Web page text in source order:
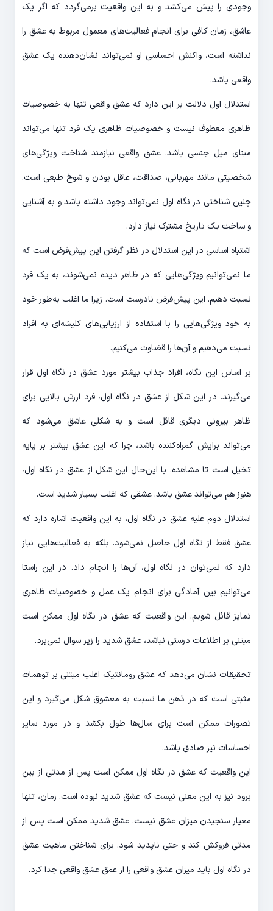
وجودی را پیش می‌کشد و به این واقعیت برمی‌گردد که اگر یک
عاشق، زمان کافی برای انجام فعالیت‌های معمول مربوط به عشق را
نداشته است، واکنش احساسی او نمی‌تواند نشان‌دهنده یک عشق
واقعی باشد.
استدلال اول دلالت بر این دارد که عشق واقعی تنها به خصوصیات
ظاهری معطوف نیست و خصوصیات ظاهری یک فرد تنها می‌تواند
مبنای میل جنسی باشد. عشق واقعی نیازمند شناخت ویژگی‌های
شخصیتی مانند مهربانی، صداقت، عاقل بودن و شوخ طبعی است.
چنین شناختی در نگاه اول نمی‌تواند وجود داشته باشد و به آشنایی
و ساخت یک تاریخ مشترک نیاز دارد.
اشتباه اساسی در این استدلال در نظر گرفتن این پیش‌فرض است که
ما نمی‌توانیم ویژگی‌هایی که در ظاهر دیده نمی‌شوند، به یک فرد
نسبت دهیم. این پیش‌فرض نادرست است. زیرا ما اغلب به‌طور خود
به خود ویژگی‌هایی را با استفاده از ارزیابی‌های کلیشه‌ای به افراد
نسبت می‌دهیم و آن‌ها را قضاوت می‌کنیم.
بر اساس این نگاه، افراد جذاب بیشتر مورد عشق در نگاه اول قرار
می‌گیرند. در این شکل از عشق در نگاه اول، فرد ارزش بالایی برای
ظاهر بیرونی دیگری قائل است و به شکلی عاشق می‌شود که
می‌تواند برایش گمراه‌کننده باشد، چرا که این عشق بیشتر بر پایه
تخیل است تا مشاهده. با این‌حال این شکل از عشق در نگاه اول،
هنوز هم می‌تواند عشق باشد. عشقی که اغلب بسیار شدید است.
استدلال دوم علیه عشق در نگاه اول، به این واقعیت اشاره دارد که
عشق فقط از نگاه اول حاصل نمی‌شود. بلکه به فعالیت‌هایی نیاز
دارد که نمی‌توان در نگاه اول، آن‌ها را انجام داد. در این راستا
می‌توانیم بین آمادگی برای انجام یک عمل و خصوصیات ظاهری
تمایز قائل شویم. این واقعیت که عشق در نگاه اول ممکن است
مبتنی بر اطلاعات درستی نباشد، عشق شدید را زیر سوال نمی‌برد.
تحقیقات نشان می‌دهد که عشق رومانتیک اغلب مبتنی بر توهمات
مثبتی است که در ذهن ما نسبت به معشوق شکل می‌گیرد و این
تصورات ممکن است برای سال‌ها طول بکشد و در مورد سایر
احساسات نیز صادق باشد.
این واقعیت که عشق در نگاه اول ممکن است پس از مدتی از بین
برود نیز به این معنی نیست که عشق شدید نبوده است. زمان، تنها
معیار سنجیدن میزان عشق نیست. عشق شدید ممکن است پس از
مدتی فروکش کند و حتی ناپدید شود. برای شناختن ماهیت عشق
در نگاه اول باید میزان عشق واقعی را از عمق عشق واقعی جدا کرد.